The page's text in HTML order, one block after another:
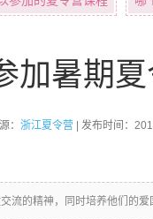
加暑期
： 浙江夏令营 | 发布时间：
流的精神，同时培养他们的爱